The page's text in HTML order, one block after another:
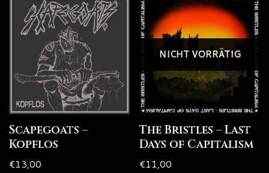
Scapegoats –
Kopflos
€13,00
NICHT VORRÄTIG
The Bristles – Last
Days of Capitalism
€11,00